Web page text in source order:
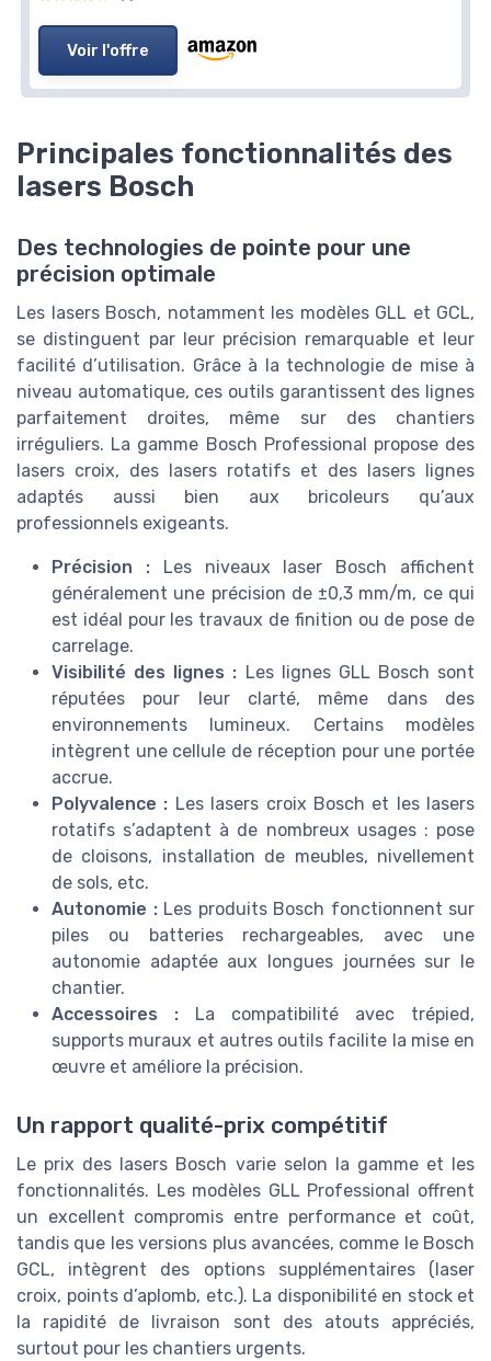
Voir l'offre
Principales fonctionnalités des
lasers Bosch
Des technologies de pointe pour une
précision optimale
Les lasers Bosch, notamment les modèles GLL et GCL,
se distinguent par leur précision remarquable et leur
facilité d’utilisation. Grâce à la technologie de mise à
niveau automatique, ces outils garantissent des lignes
parfaitement droites, même sur des chantiers
irréguliers. La gamme Bosch Professional propose des
lasers croix, des lasers rotatifs et des lasers lignes
adaptés aussi bien aux bricoleurs qu’aux
professionnels exigeants.
Précision :Les niveaux laser Bosch affichent
généralement une précision de ±0,3 mm/m, ce qui
est idéal pour les travaux de finition ou de pose de
carrelage.
Visibilité des lignes : Les lignes GLL Bosch sont
réputées pour leur clarté, même dans des
environnements lumineux. Certains modèles
intègrent une cellule de réception pour une portée
accrue.
Polyvalence : Les lasers croix Bosch et les lasers
rotatifs s’adaptent à de nombreux usages : pose
de cloisons, installation de meubles, nivellement
de sols, etc.
Autonomie :Les produits Bosch fonctionnent sur
piles ou batteries rechargeables, avec une
autonomie adaptée aux longues journées sur le
chantier.
Accessoires : La compatibilité avec trépied,
supports muraux et autres outils facilite la mise en
œuvre et améliore la précision.
Un rapport qualité-prix compétitif
Le prix des lasers Bosch varie selon la gamme et les
fonctionnalités. Les modèles GLL Professional offrent
un excellent compromis entre performance et coût,
tandis que les versions plus avancées, comme le Bosch
GCL, intègrent des options supplémentaires (laser
croix, points d’aplomb, etc.). La disponibilité en stock et
la rapidité de livraison sont des atouts appréciés,
surtout pour les chantiers urgents.